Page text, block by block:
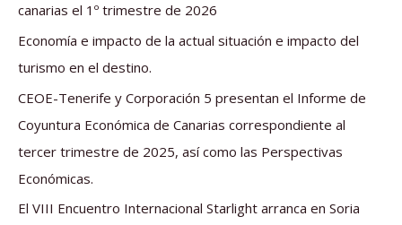
canarias el 1º trimestre de 2026
Economía e impacto de la actual situación e impacto del
turismo en el destino.
CEOE-Tenerife y Corporación 5 presentan el Informe de
Coyuntura Económica de Canarias correspondiente al
tercer trimestre de 2025, así como las Perspectivas
Económicas.
El VIII Encuentro Internacional Starlight arranca en Soria